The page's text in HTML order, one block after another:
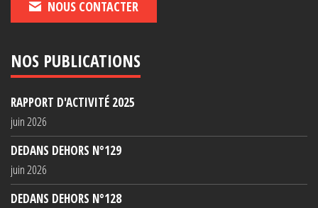
NOUS CONTACTER
NOS PUBLICATIONS
RAPPORT D'ACTIVITÉ 2025
juin 2026
DEDANS DEHORS N°129
juin 2026
DEDANS DEHORS N°128